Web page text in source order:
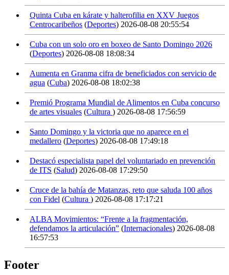
Quinta Cuba en kárate y halterofilia en XXV Juegos
Centrocaribeños (Deportes) 2026-08-08 20:55:54
Cuba con un solo oro en boxeo de Santo Domingo 2026
(Deportes) 2026-08-08 18:08:34
Aumenta en Granma cifra de beneficiados con servicio de
agua (Cuba) 2026-08-08 18:02:38
Premió Programa Mundial de Alimentos en Cuba concurso
de artes visuales (Cultura ) 2026-08-08 17:56:59
Santo Domingo y la victoria que no aparece en el
medallero (Deportes) 2026-08-08 17:49:18
Destacó especialista papel del voluntariado en prevención
de ITS (Salud) 2026-08-08 17:29:50
Cruce de la bahía de Matanzas, reto que saluda 100 años
con Fidel (Cultura ) 2026-08-08 17:17:21
ALBA Movimientos: “Frente a la fragmentación,
defendamos la articulación” (Internacionales) 2026-08-08
16:57:53
Footer